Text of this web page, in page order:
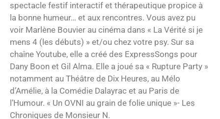
spectacle festif interactif et thérapeutique propice à
la bonne humeur… et aux rencontres. Vous avez pu
voir Marlène Bouvier au cinéma dans « La Vérité si je
mens 4 (les débuts) » et/ou chez votre psy. Sur sa
chaîne Youtube, elle a créé des ExpressSongs pour
Dany Boon et Gil Alma. Elle a joué sa « Rupture Party »
notamment au Théâtre de Dix Heures, au Mélo
d’Amélie, à la Comédie Dalayrac et au Paris de
l’Humour. « Un OVNI au grain de folie unique »- Les
Chroniques de Monsieur N.